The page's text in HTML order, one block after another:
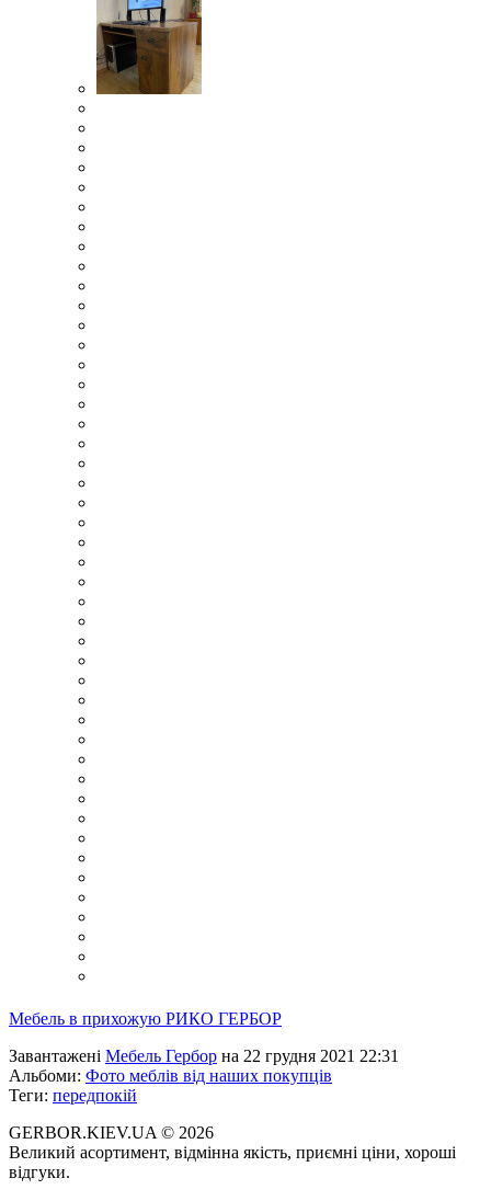
Мебель в прихожую РИКО ГЕРБОР
Завантажені Мебель Гербор на 22 грудня 2021 22:31
Альбоми: Фото меблів від наших покупців
Теги: передпокій
GERBOR.KIEV.UA © 2026
Великий асортимент, відмінна якість, приємні ціни, хороші
відгуки.